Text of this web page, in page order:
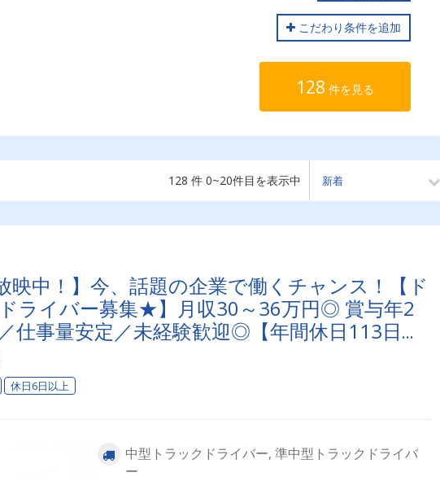
こだわり条件を追加
128 件を見る
128 件 0~20件目を表示中
映中！】今、話題の企業で働くチャンス！【ド
ライバー募集★】月収30～36万円◎ 賞与年2
仕事量安定／未経験歓迎◎【年間休日113日以
ト充実可◎ 「安心・安全」で働く。東京ユニ
を送りませんか？
休日6日以上
中型トラックドライバー, 準中型トラックドライバ
ー